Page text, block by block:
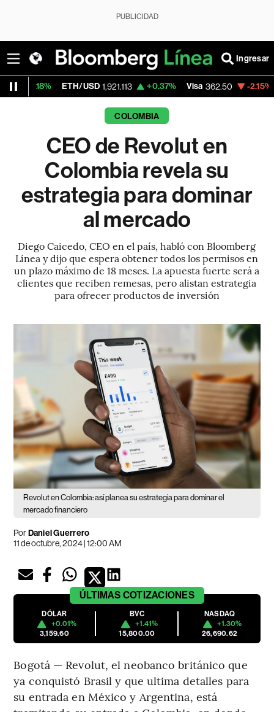
PUBLICIDAD
Ingresar
ETH/USD 1,921.113 +0.37% Visa 362.50 -2.15%
COLOMBIA
CEO de Revolut en
Colombia revela su
estrategia para dominar
al mercado
Diego Caicedo, CEO en el país, habló con Bloomberg
Línea y dijo que espera obtener todos los permisos en
un plazo máximo de 18 meses. La apuesta fuerte será a
clientes que reciben remesas, pero alistan estrategia
para ofrecer productos de inversión
Revolut en Colombia: así planea su estrategia para dominar el
mercado financiero
PorDaniel Guerrero
11 de octubre, 2024 | 12:00 AM
ÚLTIMAS COTIZACIONES
DÓLAR
+0.01%
3,159.60
BVC
+1.41%
15,800.00
NASDAQ
+1.30%
26,690.62
Bogotá — Revolut, el neobanco británico que
ya conquistó Brasil y que ultima detalles para
su entrada en México y Argentina, está